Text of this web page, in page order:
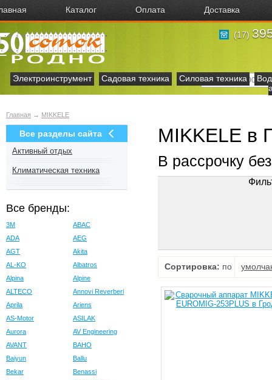
Каталог Оплата Доставка
(17)
Электроинструмент Садовая техника Силовая техника
Главная → MIKKELE
Все разделы сайта
Активный отдых
Климатическая техника
Все бренды:
3M
ABAC
ADA
AEG
AGT
Akita
AL-KO
Albatros
Alpina
Alpine
ALTECO
Annovi Reverberi
Aprila
Ariens
AS-Motor
ASILAK
Aurora
AV Engineering
AVANT
BAHO
Baiyun
Ballu
Bekar
Benassi
MIKKELE в
В рассрочку
Сортировка: по